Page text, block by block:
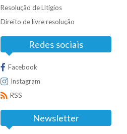
Resolução de Lltígios
Direito de livre resolução
Redes sociais
Facebook
Instagram
RSS
Newsletter